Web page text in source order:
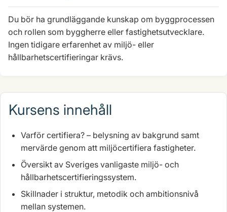
Du bör ha grundläggande kunskap om byggprocessen
och rollen som byggherre eller fastighetsutvecklare.
Ingen tidigare erfarenhet av miljö- eller
hållbarhetscertifieringar krävs.
Kursens innehåll
Varför certifiera? – belysning av bakgrund samt
mervärde genom att miljöcertifiera fastigheter.
Översikt av Sveriges vanligaste miljö- och
hållbarhetscertifieringssystem.
Skillnader i struktur, metodik och ambitionsnivå
mellan systemen.